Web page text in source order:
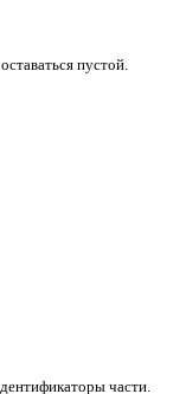
пустой.
части.